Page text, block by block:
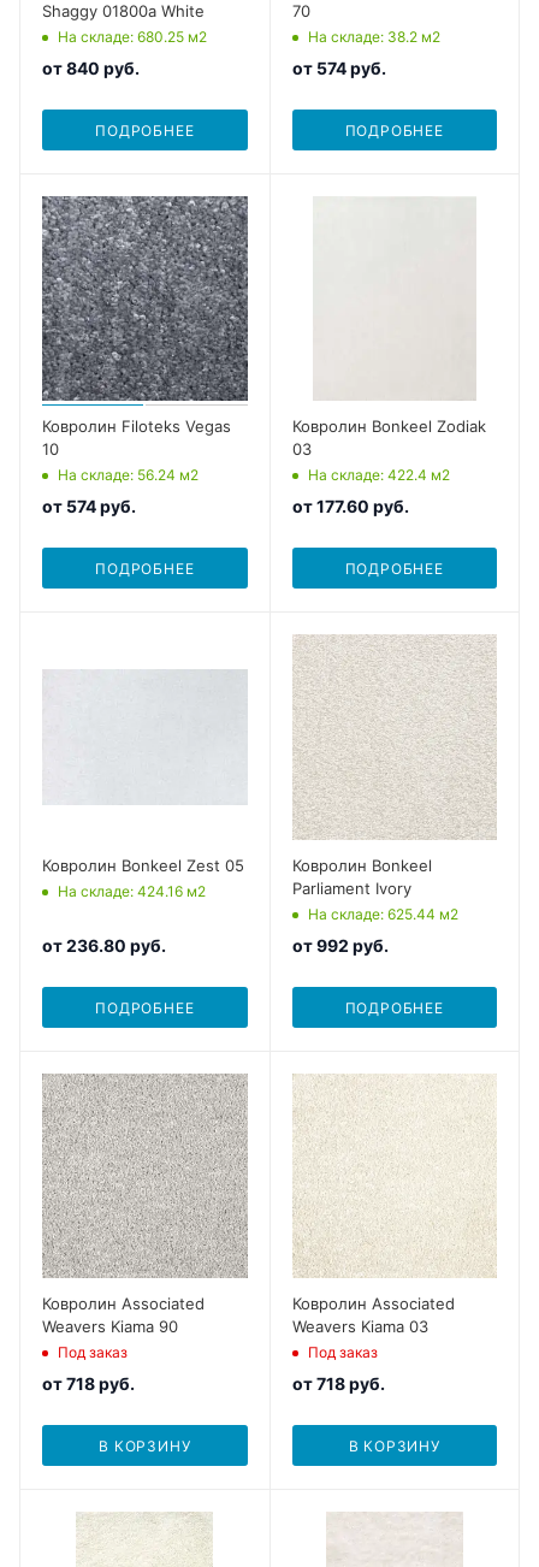
Shaggy 01800a White
На складе: 680.25 м2
от840 руб.
ПОДРОБНЕЕ
70
На складе: 38.2 м2
от 574 руб.
ПОДРОБНЕЕ
Ковролин Filoteks Vegas
10
На складе: 56.24 м2
от 574 руб.
ПОДРОБНЕЕ
Ковролин Bonkeel Zodiak
03
На складе: 422.4 м2
от177.60 руб.
ПОДРОБНЕЕ
Ковролин Bonkeel Zest 05
На складе: 424.16 м2
от236.80 руб.
ПОДРОБНЕЕ
Ковролин Bonkeel
Parliament Ivory
На складе: 625.44 м2
от992 руб.
ПОДРОБНЕЕ
Ковролин Associated
Weavers Kiama 90
Под заказ
от718 руб.
В КОРЗИНУ
Ковролин Associated
Weavers Kiama 03
Под заказ
от718 руб.
В КОРЗИНУ